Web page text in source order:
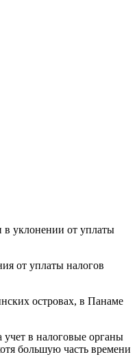
в уклонении от уплаты
от уплаты налогов
островах, в Панаме
в налоговые органы
большую часть времени